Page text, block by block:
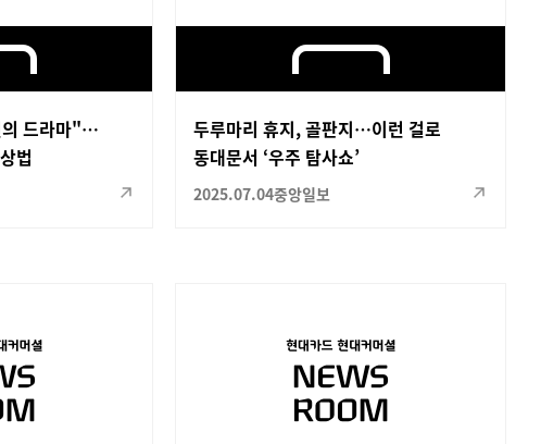
의 드라마"…
법
두루마리 휴지, 골판지…이런 걸로
동대문서 ‘우주 탐사쇼’
2025.07.04중앙일보